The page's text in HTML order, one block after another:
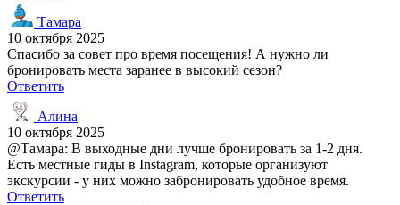
Тамара
10 октября 2025
Спасибо за совет про время посещения! А нужно ли
бронировать места заранее в высокий сезон?
Ответить
Алина
10 октября 2025
@Тамара: В выходные дни лучше бронировать за 1-2 дня.
Есть местные гиды в Instagram, которые организуют
экскурсии - у них можно забронировать удобное время.
Ответить